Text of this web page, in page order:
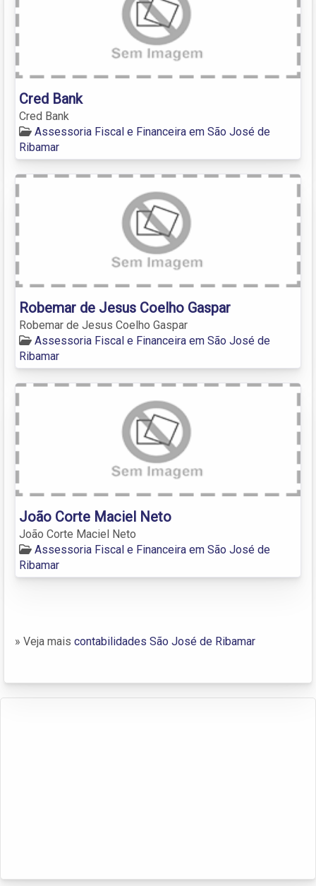
Cred Bank
Cred Bank
Assessoria Fiscal e Financeira em São José de
Ribamar
Robemar de Jesus Coelho Gaspar
Robemar de Jesus Coelho Gaspar
Assessoria Fiscal e Financeira em São José de
Ribamar
João Corte Maciel Neto
João Corte Maciel Neto
Assessoria Fiscal e Financeira em São José de
Ribamar
» Veja mais contabilidades São José de Ribamar